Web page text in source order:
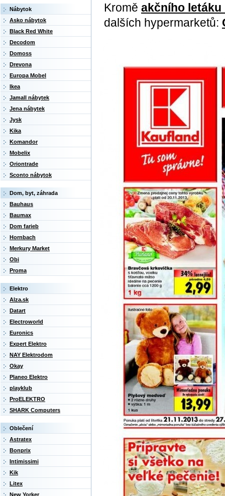
Kromě akčního letáku
dalších hypermarketů:
Nábytok
Asko nábytok
Black Red White
Decodom
Domoss
Drevona
Europa Mobel
Ikea
Jamall nábytek
Jena nábytek
Jysk
Kika
Komandor
Mobelix
Oriontrade
Sconto nábytok
Dom, byt, záhrada
Bauhaus
Baumax
Dom farieb
Hornbach
Merkury Market
Obi
Proma
Elektro
Alza.sk
Datart
Electroworld
Euronics
Expert Elektro
NAY Elektrodom
Okay
Planeo Elektro
playklub
ProELEKTRO
SHARK Computers
Oblečení
Astratex
Bonprix
Intimissimi
Kik
Litex
New Yorker